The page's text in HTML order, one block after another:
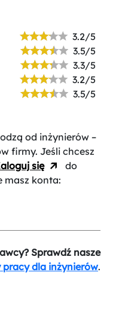
3.2/5
3.5/5
3.3/5
3.2/5
3.5/5
od inżynierów –
firmy. Jeśli chcesz
się
do
masz konta:
Sprawdź nasze
dla inżynierów.